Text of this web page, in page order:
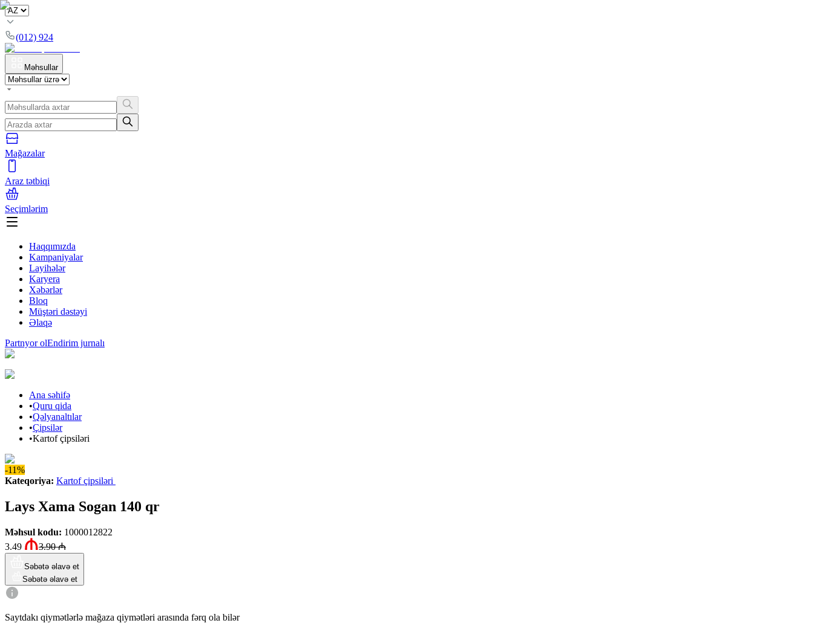
(012) 924
Məhsullar
Mağazalar
Araz tətbiqi
Seçimlərim
Haqqımızda
Kampaniyalar
Layihələr
Karyera
Xəbərlər
Bloq
Müştəri dəstəyi
Əlaqə
Partnyor olEndirim jurnalı
Ana səhifə
•Quru qida
•Qəlyanaltılar
•Çipsilər
•Kartof çipsiləri
-11%
Kateqoriya: Kartof çipsiləri
Lays Xama Sogan 140 qr
Məhsul kodu: 1000012822
3.49
3.90₼
Səbətə əlavə et
Səbətə əlavə et
Saytdakı qiymətlərlə mağaza qiymətləri arasında fərq ola bilər